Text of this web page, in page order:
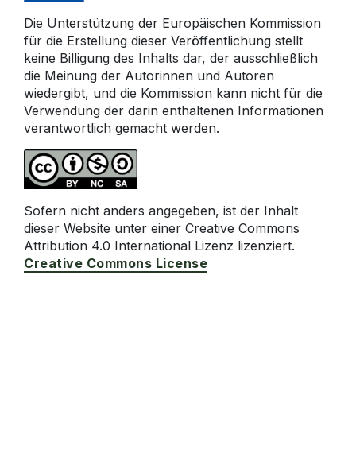
Die Unterstützung der Europäischen Kommission
für die Erstellung dieser Veröffentlichung stellt
keine Billigung des Inhalts dar, der ausschließlich
die Meinung der Autorinnen und Autoren
wiedergibt, und die Kommission kann nicht für die
Verwendung der darin enthaltenen Informationen
verantwortlich gemacht werden.
Sofern nicht anders angegeben, ist der Inhalt
dieser Website unter einer Creative Commons
Attribution 4.0 International Lizenz lizenziert.
Creative Commons License